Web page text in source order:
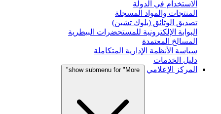
الاستخدام في الدولة
المنتجات والمواد المسجلة
تصديق الوثائق (بلوك تشين)
البوابة الإلكترونية للمستحضرات البيطرية
المسالخ المعتمدة
سياسة الأنظمة الإدارية المتكاملة
دليل الخدمات
المركز الإعلامي
show submenu for "More"